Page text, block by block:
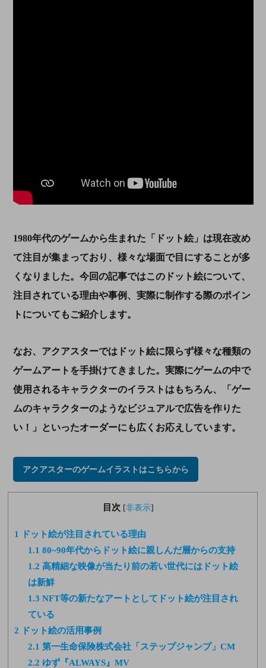
1980年代のゲームから生まれた「ドット絵」は現在改め
て注目が集まっており、様々な場面で目にすることが多
くなりました。今回の記事ではこのドット絵について、
注目されている理由や事例、実際に制作する際のポイン
トについてもご紹介します。
なお、アクアスターではドット絵に限らず様々な種類の
ゲームアートを手掛けてきました。実際にゲームの中で
使用されるキャラクターのイラストはもちろん、「ゲー
ムのキャラクターのようなビジュアルで広告を作りた
い！」といったオーダーにも広くお応えしています。
アクアスターのゲームイラストはこちらから
目次 [非表示]
1
ドット絵が注目されている理由
1.1 80~90年代からドット絵に親しんだ層からの支持
1.2 高精細な映像が当たり前の若い世代にはドット絵
は新鮮
1.3 NFT等の新たなアートとしてドット絵が注目され
ている
2 ドット絵の活用事例
2.1 第一生命保険株式会社「ステップジャンプ」CM
2.2 ゆず『ALWAYS』MV